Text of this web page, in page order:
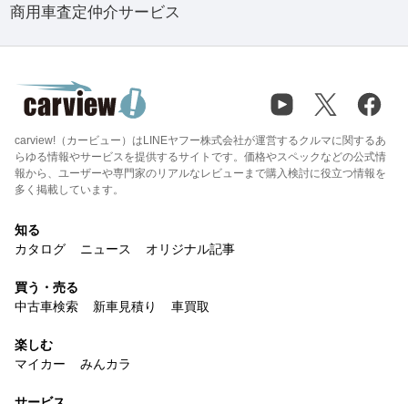
商用車査定仲介サービス
carview!（カービュー）はLINEヤフー株式会社が運営するクルマに関するあ
らゆる情報やサービスを提供するサイトです。価格やスペックなどの公式情
報から、ユーザーや専門家のリアルなレビューまで購入検討に役立つ情報を
多く掲載しています。
知る
カタログ
ニュース オリジナル記事
買う・売る
中古車検索
新車見積り 車買取
楽しむ
マイカー
みんカラ